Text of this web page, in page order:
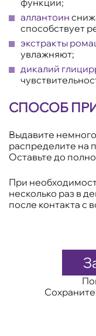
функции;
аллантоин
способствует
экстракты
увлажняют;
дикалий
СПОСОБ
Выдавите
распределите на
Оставьте до
При
несколько раз в
после контакта с
Сохраните